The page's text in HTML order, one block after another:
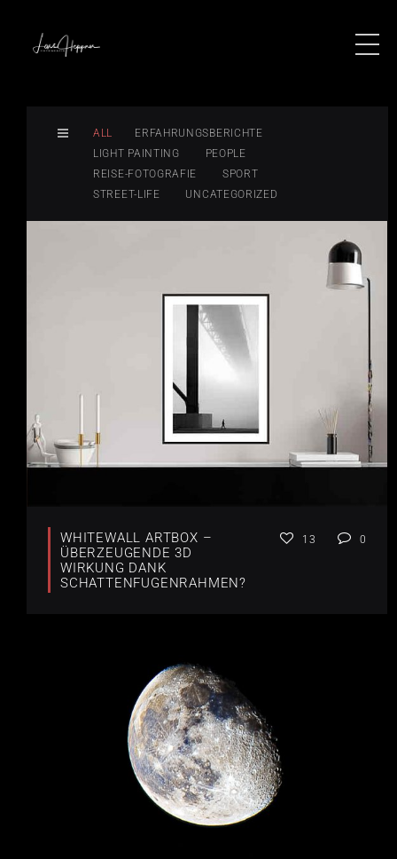
ALL
ERFAHRUNGSBERICHTE
LIGHT PAINTING
PEOPLE
REISE-FOTOGRAFIE
SPORT
STREET-LIFE
UNCATEGORIZED
WHITEWALL ARTBOX –
ÜBERZEUGENDE 3D
WIRKUNG DANK
SCHATTENFUGENRAHMEN?
13 0